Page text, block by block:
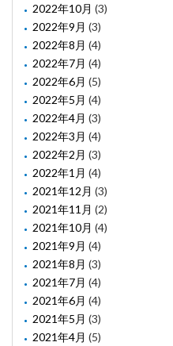
2022年10月 (3)
2022年9月 (3)
2022年8月 (4)
2022年7月 (4)
2022年6月 (5)
2022年5月 (4)
2022年4月 (3)
2022年3月 (4)
2022年2月 (3)
2022年1月 (4)
2021年12月 (3)
2021年11月 (2)
2021年10月 (4)
2021年9月 (4)
2021年8月 (3)
2021年7月 (4)
2021年6月 (4)
2021年5月 (3)
2021年4月 (5)